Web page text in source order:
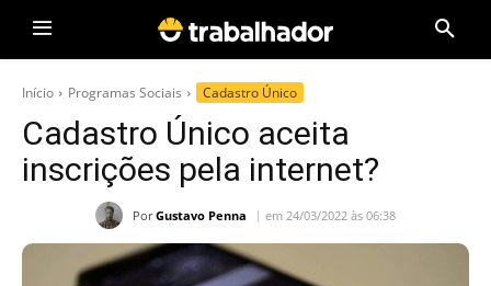
Início Programas Sociais Cadastro Único
Cadastro Único aceita
inscrições pela internet?
Por Gustavo Penna em 24/03/2022 às 06:38